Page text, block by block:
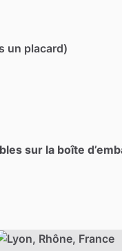
un placard)
sur la boîte